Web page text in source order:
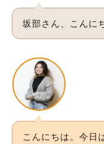
坂部さん、こんに
こんにちは。今日